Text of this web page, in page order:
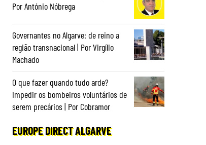
Por António Nóbrega
Governantes no Algarve: de reino a
região transnacional | Por Virgílio
Machado
O que fazer quando tudo arde?
Impedir os bombeiros voluntários de
serem precários | Por Cobramor
EUROPE DIRECT ALGARVE